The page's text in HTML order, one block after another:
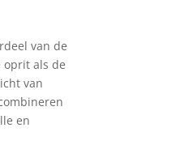
van de
oprit als de
van
en